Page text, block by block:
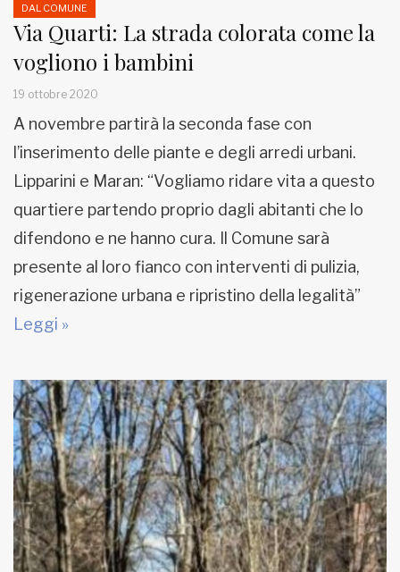
DAL COMUNE
Via Quarti: La strada colorata come la
vogliono i bambini
19 ottobre 2020
A novembre partirà la seconda fase con
l’inserimento delle piante e degli arredi urbani.
Lipparini e Maran: “Vogliamo ridare vita a questo
quartiere partendo proprio dagli abitanti che lo
difendono e ne hanno cura. Il Comune sarà
presente al loro fianco con interventi di pulizia,
rigenerazione urbana e ripristino della legalità”
Leggi »